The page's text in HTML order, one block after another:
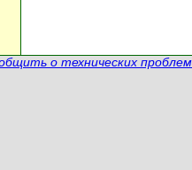
о технических